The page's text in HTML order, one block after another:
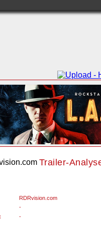
Trailer-
RDRvision.com
-
-